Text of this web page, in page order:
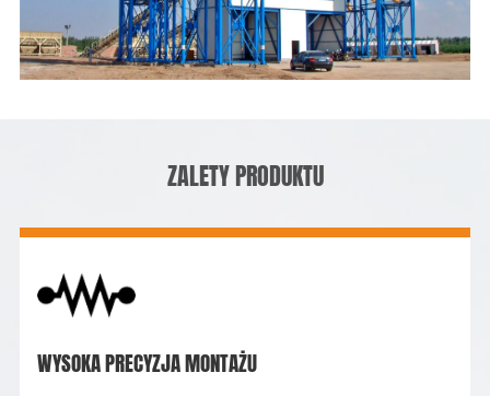
ZALETY PRODUKTU
WYSOKA PRECYZJA MONTAŻU